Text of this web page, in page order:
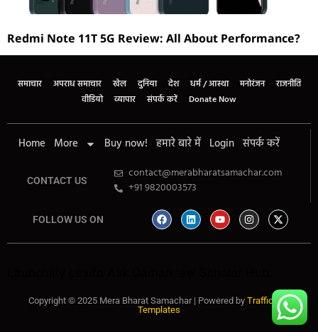
Redmi Note 11T 5G Review: All About Performance?
समाचार अपराध समाचार खेल दुनिया देश धर्म / आस्था मनोरंजन
राजनीति
वीडियो
व्यापार संपर्क करें Donate Now
Home More Buy now! हमारे बारे में Login संपर्क करें
CONTACT US
contact@merabharatsamachar.com
+91 9820003573
FOLLOW US ON
Copyright © 2025 Mera Bharat Samachar | Powered by Traffic Tail
Templates